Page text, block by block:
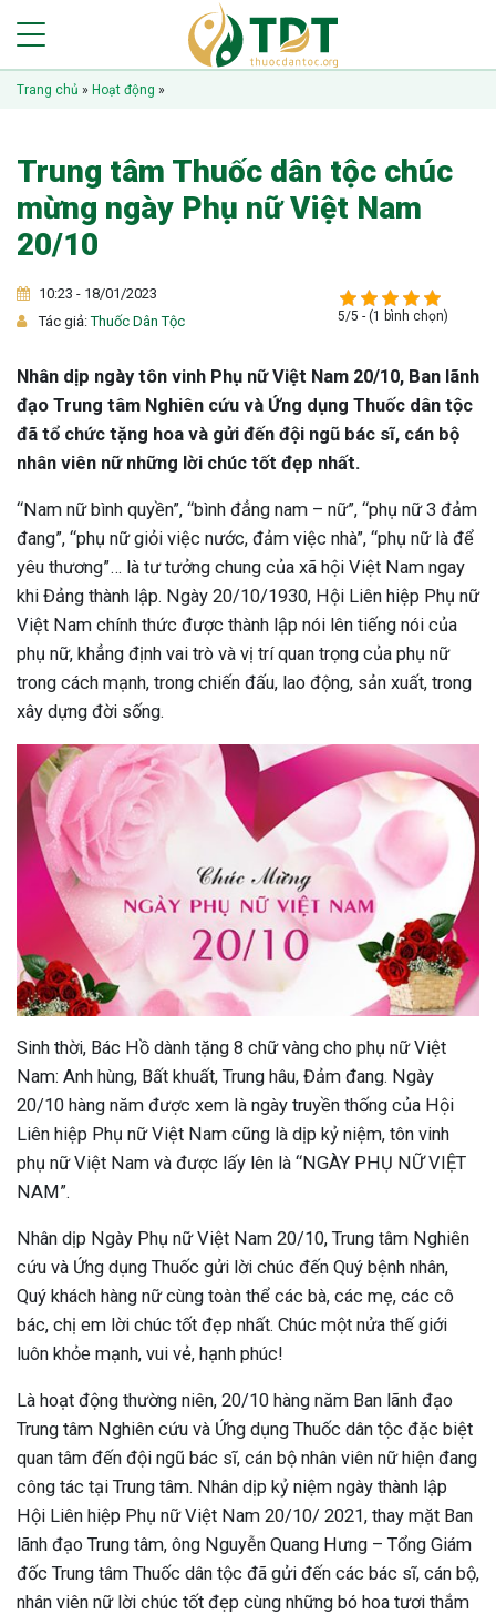
Trang chủ » Hoạt động »
Trung tâm Thuốc dân tộc chúc
mừng ngày Phụ nữ Việt Nam
20/10
10:23 - 18/01/2023
Tác giả:Thuốc Dân Tộc 5/5 - (1 bình chọn)
Nhân dịp ngày tôn vinh Phụ nữ Việt Nam 20/10, Ban lãnh
đạo Trung tâm Nghiên cứu và Ứng dụng Thuốc dân tộc
đã tổ chức tặng hoa và gửi đến đội ngũ bác sĩ, cán bộ
nhân viên nữ những lời chúc tốt đẹp nhất.
“Nam nữ bình quyền”, “bình đẳng nam – nữ”, “phụ nữ 3 đảm
đang”, “phụ nữ giỏi việc nước, đảm việc nhà”, “phụ nữ là để
yêu thương”… là tư tưởng chung của xã hội Việt Nam ngay
khi Đảng thành lập. Ngày 20/10/1930, Hội Liên hiệp Phụ nữ
Việt Nam chính thức được thành lập nói lên tiếng nói của
phụ nữ, khẳng định vai trò và vị trí quan trọng của phụ nữ
trong cách mạnh, trong chiến đấu, lao động, sản xuất, trong
xây dựng đời sống.
Sinh thời, Bác Hồ dành tặng 8 chữ vàng cho phụ nữ Việt
Nam: Anh hùng, Bất khuất, Trung hâu, Đảm đang. Ngày
20/10 hàng năm được xem là ngày truyền thống của Hội
Liên hiệp Phụ nữ Việt Nam cũng là dịp kỷ niệm, tôn vinh
phụ nữ Việt Nam và được lấy lên là “NGÀY PHỤ NỮ VIỆT
NAM”.
Nhân dịp Ngày Phụ nữ Việt Nam 20/10, Trung tâm Nghiên
cứu và Ứng dụng Thuốc gửi lời chúc đến Quý bệnh nhân,
Quý khách hàng nữ cùng toàn thể các bà, các mẹ, các cô
bác, chị em lời chúc tốt đẹp nhất. Chúc một nửa thế giới
luôn khỏe mạnh, vui vẻ, hạnh phúc!
Là hoạt động thường niên, 20/10 hàng năm Ban lãnh đạo
Trung tâm Nghiên cứu và Ứng dụng Thuốc dân tộc đặc biệt
quan tâm đến đội ngũ bác sĩ, cán bộ nhân viên nữ hiện đang
công tác tại Trung tâm. Nhân dịp kỷ niệm ngày thành lập
Hội Liên hiệp Phụ nữ Việt Nam 20/10/ 2021, thay mặt Ban
lãnh đạo Trung tâm, ông Nguyễn Quang Hưng – Tổng Giám
đốc Trung tâm Thuốc dân tộc đã gửi đến các bác sĩ, cán bộ,
nhân viên nữ lời chúc tốt đẹp cùng những bó hoa tươi thắm